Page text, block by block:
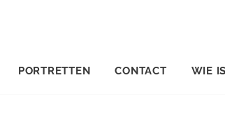
PORTRETTEN CONTACT WIE